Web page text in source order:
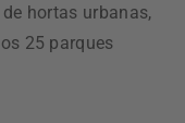
hortas urbanas,
25 parques